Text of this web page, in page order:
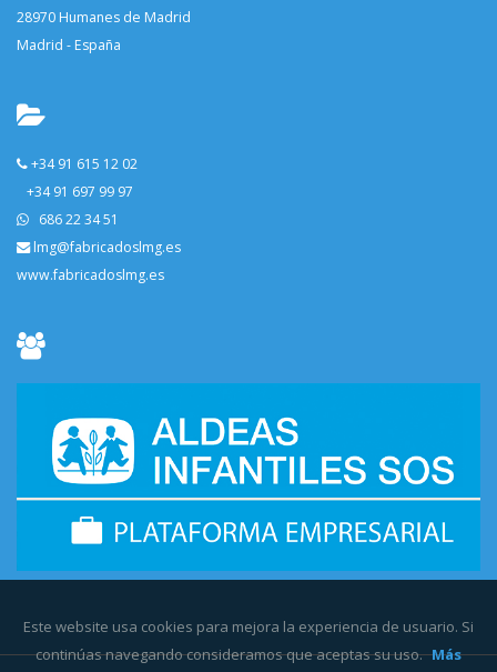
28970 Humanes de Madrid
Madrid - España
+34 91 615 12 02
+34 91 697 99 97
686 22 34 51
lmg@fabricadoslmg.es
www.fabricadoslmg.es
Este website usa cookies para mejora la experiencia de usuario. Si
continúas navegando consideramos que aceptas su uso. Más